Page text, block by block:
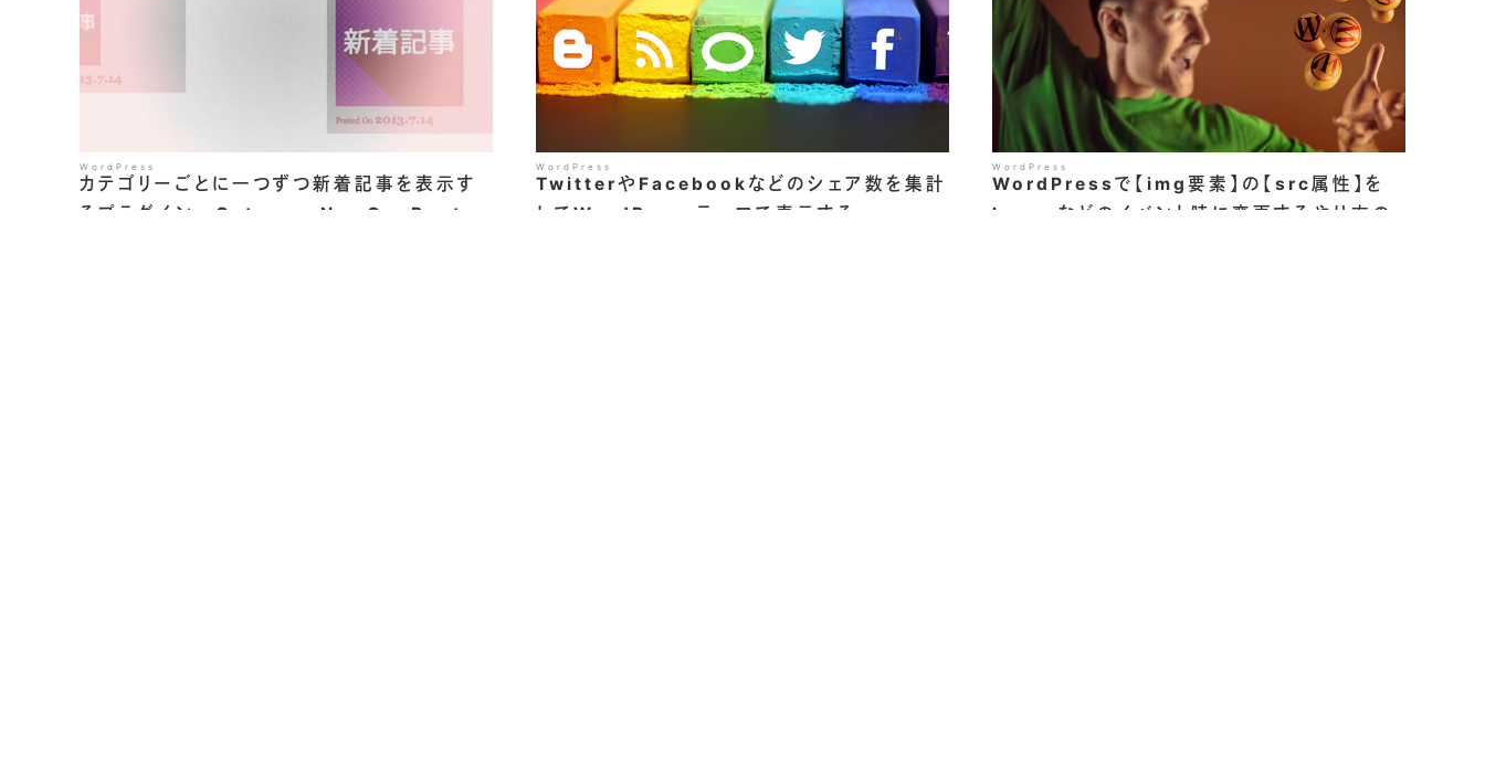
カテゴリーごとに一つずつ新着記事を表示す
るプラグイン CategoryNewOnePost
WordPress
TwitterやFacebookなどのシェア数を集計
してWordPressテーマで表示する
WordPress
WordPressで【img要素】の【src属性】を
hoverなどのイベント時に変更するやり方の
WordPress